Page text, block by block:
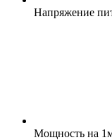
Напряжение
Мощность на